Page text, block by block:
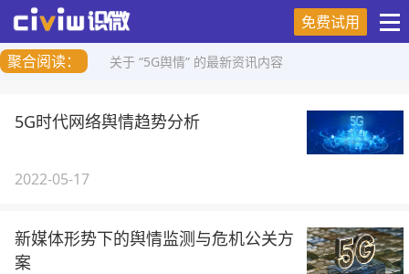
免费试用
聚合阅读：
关于 “5G舆情” 的最新资讯内容
5G时代网络舆情趋势分析
2022-05-17
新媒体形势下的舆情监测与危机公关方
案